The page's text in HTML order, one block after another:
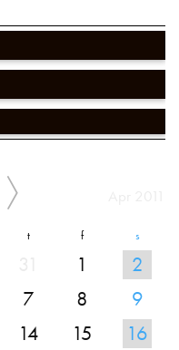
t f s
1
2
7 8
9
14 15
16